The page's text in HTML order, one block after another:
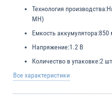
Технология производства:
MH)
Емкость аккумулятора:850
Напряжение:1.2 В
Количество в упаковке:2 шт
Все характеристики